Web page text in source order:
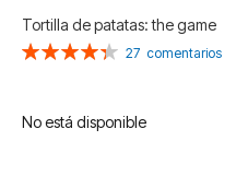
Tortilla de patatas: the game
Valoración:
27 comentarios
No está disponible